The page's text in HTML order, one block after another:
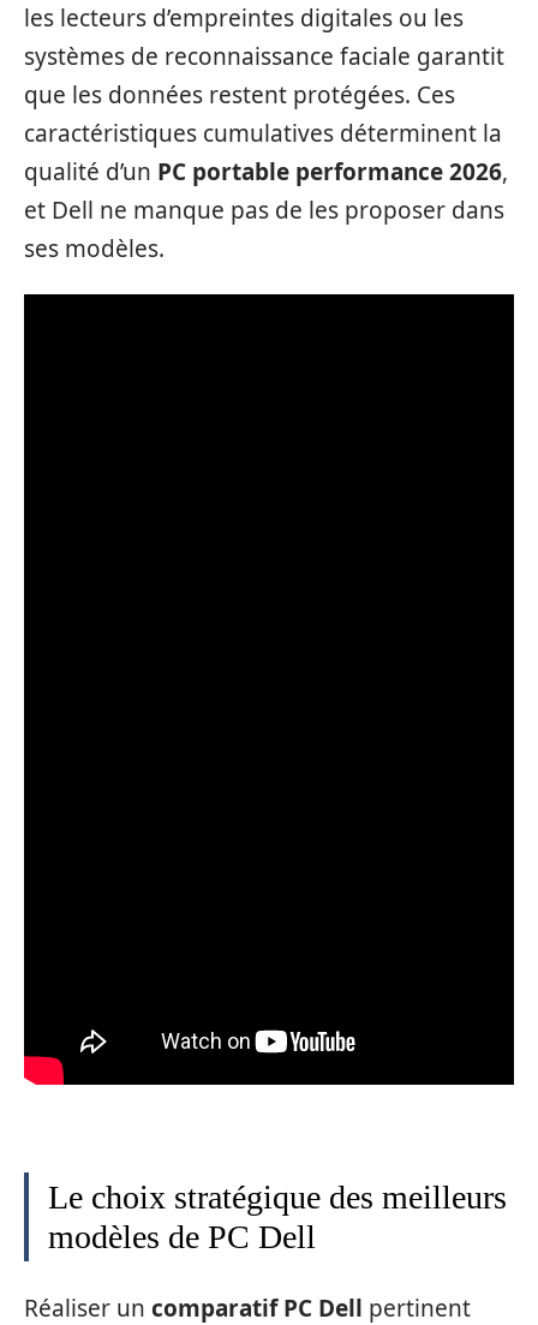
les lecteurs d’empreintes digitales ou les
systèmes de reconnaissance faciale garantit
que les données restent protégées. Ces
caractéristiques cumulatives déterminent la
qualité d’un PC portable performance 2026,
et Dell ne manque pas de les proposer dans
ses modèles.
Le choix stratégique des meilleurs
modèles de PC Dell
Réaliser un comparatif PC Dell pertinent